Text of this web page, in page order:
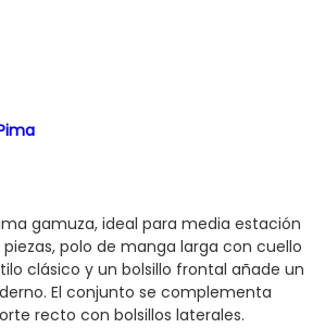
elegir
en
gamuza, ideal para media estación
polo de manga larga con cuello
clásico y un bolsillo frontal añade un
El conjunto se complementa
recto con bolsillos laterales.